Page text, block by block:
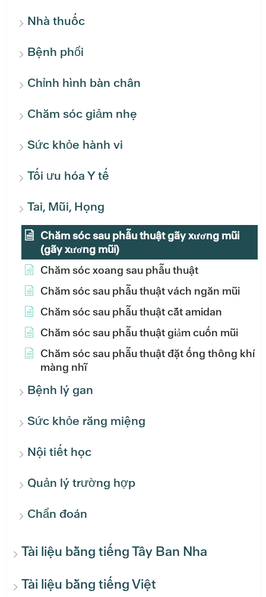
Nhà thuốc
Bệnh phổi
Chỉnh hình bàn chân
Chăm sóc giảm nhẹ
Sức khỏe hành vi
Tối ưu hóa Y tế
Tai, Mũi, Họng
Chăm sóc sau phẫu thuật gãy xương mũi
(gãy xương mũi)
Chăm sóc xoang sau phẫu thuật
Chăm sóc sau phẫu thuật vách ngăn mũi
Chăm sóc sau phẫu thuật cắt amidan
Chăm sóc sau phẫu thuật giảm cuốn mũi
Chăm sóc sau phẫu thuật đặt ống thông khí
màng nhĩ
Bệnh lý gan
Sức khỏe răng miệng
Nội tiết học
Quản lý trường hợp
Chẩn đoán
Tài liệu bằng tiếng Tây Ban Nha
Tài liệu bằng tiếng Việt